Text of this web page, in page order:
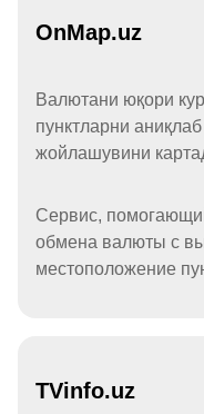
OnMap.uz
Валютани юқори
пунктларни
жойлашувини
Сервис,
обмена валюты с
местоположение
TVinfo.uz